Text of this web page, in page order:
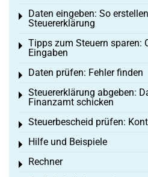
Daten eingeben: So
Steuererklärung
Toggle menu
Tipps zum Steuern sparen:
Eingaben
Toggle menu
Daten prüfen: Fehler finden
Toggle menu
Steuererklärung abgeben:
Finanzamt schicken
Toggle menu
Steuerbescheid prüfen:
Toggle menu
Hilfe und Beispiele
Toggle menu
Rechner
Toggle menu